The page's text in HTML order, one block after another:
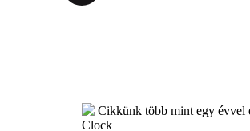
Cikkünk több mint egy évvel